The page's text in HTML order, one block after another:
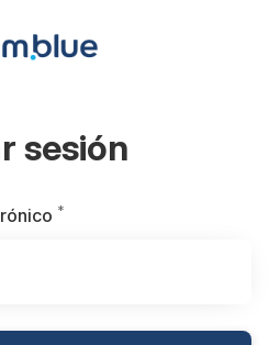
sesión
*